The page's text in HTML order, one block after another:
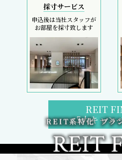
採寸サービス
申込後は当社スタッフが
お部屋を採寸致します
REIT
5大キャン